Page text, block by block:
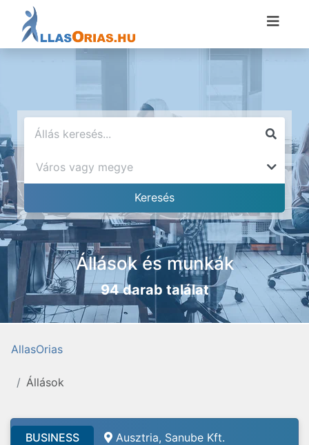
Állások és munkák
94 darab találat
AllasOrias
Állások
BUSINESS Ausztria, Sanube Kft.